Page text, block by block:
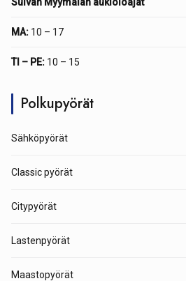
MA: 10 – 17
TI – PE: 10 – 15
Polkupyörät
Sähköpyörät
Classic pyörät
Citypyörät
Lastenpyörät
Maastopyörät